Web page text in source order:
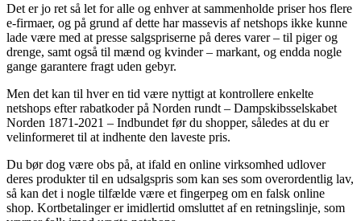
Det er jo ret så let for alle og enhver at sammenholde priser hos flere
e-firmaer, og på grund af dette har massevis af netshops ikke kunne
lade være med at presse salgspriserne på deres varer – til piger og
drenge, samt også til mænd og kvinder – markant, og endda nogle
gange garantere fragt uden gebyr.
Men det kan til hver en tid være nyttigt at kontrollere enkelte
netshops efter rabatkoder på Norden rundt – Dampskibsselskabet
Norden 1871-2021 – Indbundet før du shopper, således at du er
velinformeret til at indhente den laveste pris.
Du bør dog være obs på, at ifald en online virksomhed udlover
deres produkter til en udsalgspris som kan ses som overordentlig lav,
så kan det i nogle tilfælde være et fingerpeg om en falsk online
shop. Kortbetalinger er imidlertid omsluttet af en retningslinje, som